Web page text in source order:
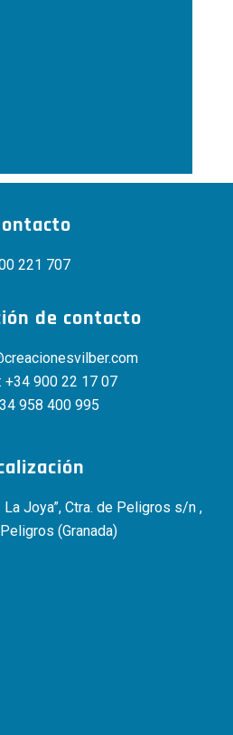
221 707
de contacto
+34 900 22 17 07
958 400 995
La Joya”, Ctra. de Peligros s/n ,
(Granada)